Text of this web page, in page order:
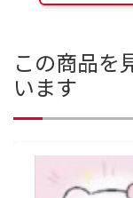
この商品を
います